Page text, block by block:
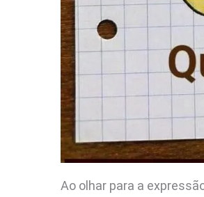
Ao olhar para a